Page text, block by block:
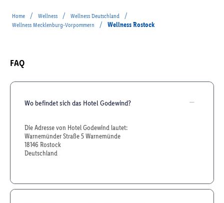
Home / Wellness / Wellness Deutschland /
Wellness Mecklenburg-Vorpommern / Wellness Rostock
FAQ
Wo befindet sich das Hotel Godewind?
Die Adresse von Hotel Godewind lautet:
Warnemünder Straße 5 Warnemünde
18146 Rostock
Deutschland